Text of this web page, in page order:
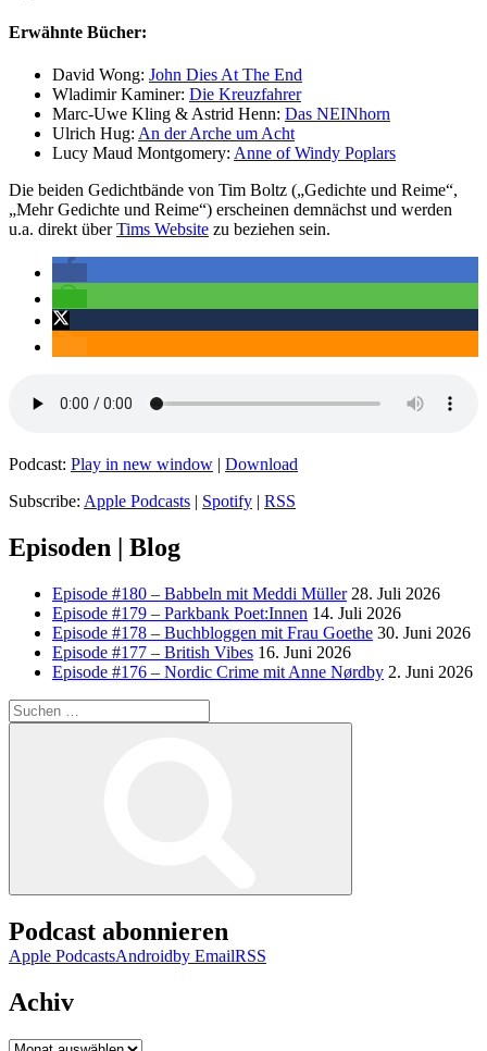
Erwähnte Bücher:
David Wong: John Dies At The End
Wladimir Kaminer: Die Kreuzfahrer
Marc-Uwe Kling & Astrid Henn: Das NEINhorn
Ulrich Hug: An der Arche um Acht
Lucy Maud Montgomery: Anne of Windy Poplars
Die beiden Gedichtbände von Tim Boltz („Gedichte und Reime“,
„Mehr Gedichte und Reime“) erscheinen demnächst und werden
u.a. direkt überTims Website zu beziehen sein.
Podcast: Play in new window | Download
Subscribe: Apple Podcasts | Spotify | RSS
Episoden | Blog
Episode #180 – Babbeln mit Meddi Müller 28. Juli 2026
Episode #179 – Parkbank Poet:Innen 14. Juli 2026
Episode #178 – Buchbloggen mit Frau Goethe 30. Juni 2026
Episode #177 – British Vibes 16. Juni 2026
Episode #176 – Nordic Crime mit Anne Nørdby 2. Juni 2026
Suchen
nach:
Podcast abonnieren
Apple PodcastsAndroidby EmailRSS
Achiv
Achiv